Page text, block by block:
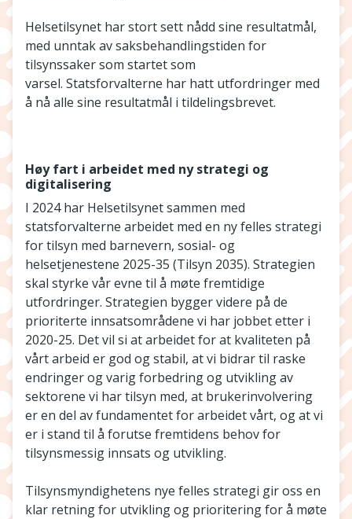
Helsetilsynet har stort sett nådd sine resultatmål,
med unntak av saksbehandlingstiden for
tilsynssaker som startet som
varsel. Statsforvalterne har hatt utfordringer med
å nå alle sine resultatmål i tildelingsbrevet.
Høy fart i arbeidet med ny strategi og
digitalisering
I 2024 har Helsetilsynet sammen med
statsforvalterne arbeidet med en ny felles strategi
for tilsyn med barnevern, sosial- og
helsetjenestene 2025-35 (Tilsyn 2035). Strategien
skal styrke vår evne til å møte fremtidige
utfordringer. Strategien bygger videre på de
prioriterte innsatsområdene vi har jobbet etter i
2020-25. Det vil si at arbeidet for at kvaliteten på
vårt arbeid er god og stabil, at vi bidrar til raske
endringer og varig forbedring og utvikling av
sektorene vi har tilsyn med, at brukerinvolvering
er en del av fundamentet for arbeidet vårt, og at vi
er i stand til å forutse fremtidens behov for
tilsynsmessig innsats og utvikling.
Tilsynsmyndighetens nye felles strategi gir oss en
klar retning for utvikling og prioritering for å møte